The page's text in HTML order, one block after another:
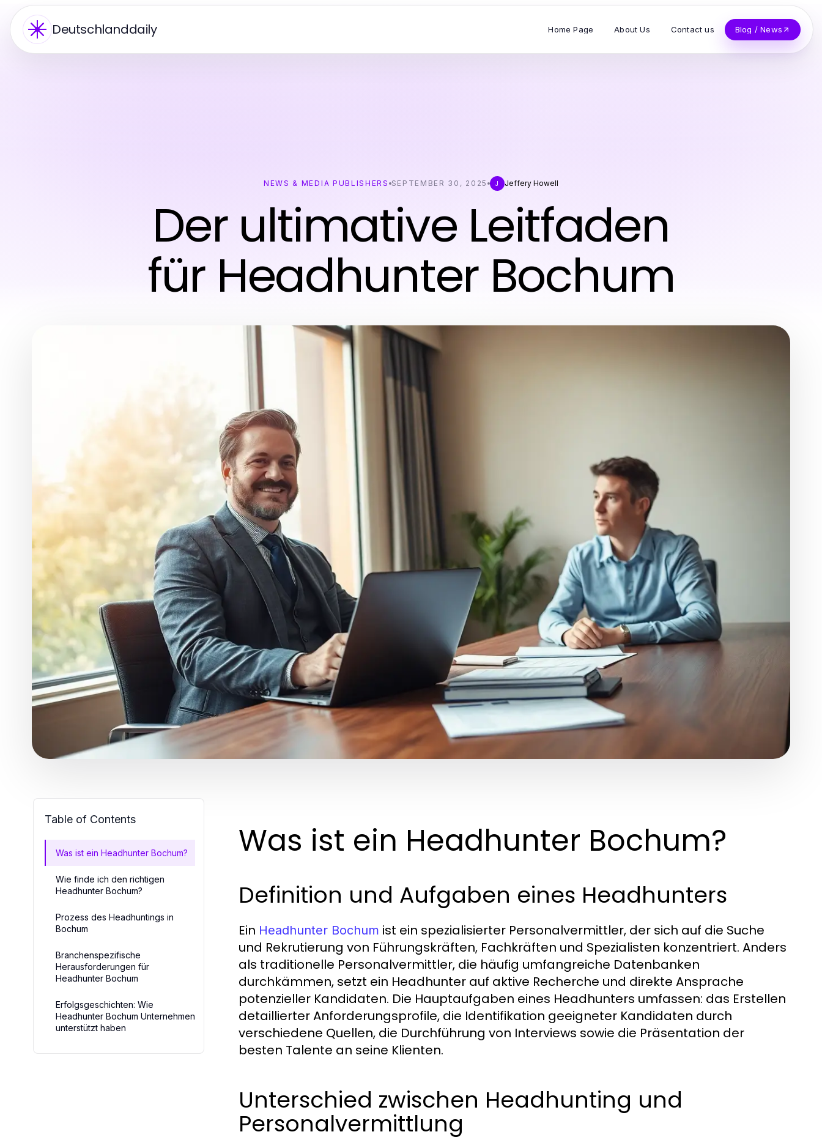
Deutschlanddaily Home Page About Us Contact us Blog / News
NEWS & MEDIA PUBLISHERS SEPTEMBER 30, 2025 J Jeffery Howell
Der ultimative Leitfaden
für Headhunter Bochum
Table of Contents
Was ist ein Headhunter Bochum?
Wie finde ich den richtigen
Headhunter Bochum?
Prozess des Headhuntings in
Bochum
Branchenspezifische
Herausforderungen für
Headhunter Bochum
Erfolgsgeschichten: Wie
Headhunter Bochum Unternehmen
unterstützt haben
Was ist ein Headhunter Bochum?
Definition und Aufgaben eines Headhunters
Ein Headhunter Bochum ist ein spezialisierter Personalvermittler, der sich auf die Suche
und Rekrutierung von Führungskräften, Fachkräften und Spezialisten konzentriert. Anders
als traditionelle Personalvermittler, die häufig umfangreiche Datenbanken
durchkämmen, setzt ein Headhunter auf aktive Recherche und direkte Ansprache
potenzieller Kandidaten. Die Hauptaufgaben eines Headhunters umfassen: das Erstellen
detaillierter Anforderungsprofile, die Identifikation geeigneter Kandidaten durch
verschiedene Quellen, die Durchführung von Interviews sowie die Präsentation der
besten Talente an seine Klienten.
Unterschied zwischen Headhunting und
Personalvermittlung